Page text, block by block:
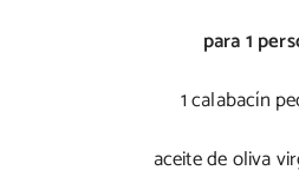
para 1
1 calabacín
aceite de oliva